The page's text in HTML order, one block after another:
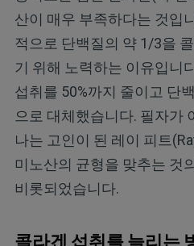
산이 매우 부족하다는 것입
적으로 단백질의 약 1/3을
기 위해 노력하는 이유입니
섭취를 50%까지 줄이고 단
으로 대체했습니다. 필자가
나는 고인이 된 레이 피트
미노산의 균형을 맞추는 것
비롯되었습니다.
콜라겐 섭취를 늘리는